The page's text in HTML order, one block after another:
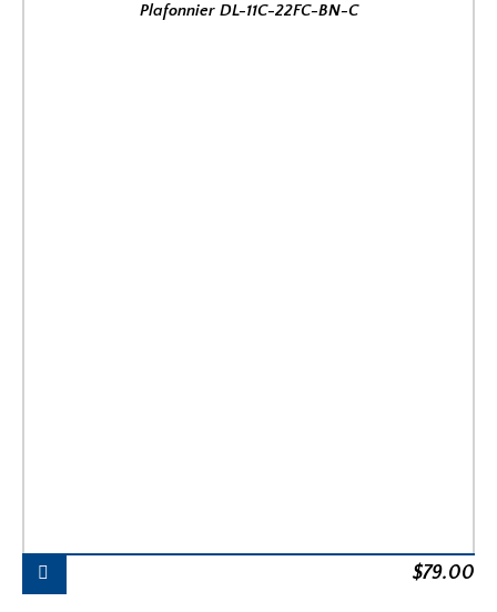
Plafonnier DL-11C-22FC-BN-C
$79.00